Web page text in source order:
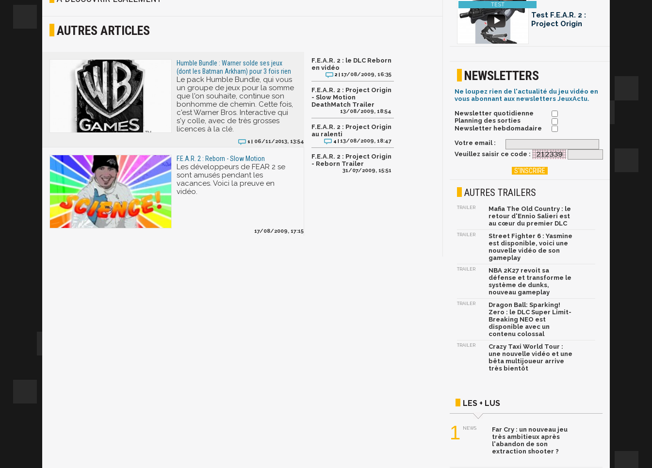
Joyeux
AUTRES ARTICLES
Humble Bundle : Warner solde ses jeux
(dont les Batman Arkham) pour 3 fois rien
Le pack Humble Bundle, qui vous
un groupe de jeux pour la somme
que l'on souhaite, continue son
bonhomme de chemin. Cette fois,
c'est Warner Bros. Interactive qui
s'y colle, avec de très grosses
licences à la clé.
1 | 06/11/2013, 13:54
F.E.A.R. 2 : Reborn - Slow Motion
Les développeurs de FEAR 2 se
sont amusés pendant les
vacances. Voici la preuve en
vidéo.
17/08/2009, 17:15
F.E.A.R. 2 : le DLC Reborn
en vidéo
2 |17/08/2009, 16:35
F.E.A.R. 2 : Project Origin
- Slow Motion
DeathMatch Trailer
13/08/2009, 18:54
F.E.A.R. 2 : Project Origin
au ralenti
4 |13/08/2009, 18:47
F.E.A.R. 2 : Project Origin
- Reborn Trailer
31/07/2009, 15:51
Test F.E.A.R. 2 :
Project Origin
NEWSLETTERS
Ne loupez rien de l'actualité du jeu vidéo en
vous abonnant aux newsletters JeuxActu.
Newsletter quotidienne
Planning des sorties
Newsletter hebdomadaire
Votre email :
Veuillez saisir ce code :
AUTRES TRAILERS
TRAILER
Mafia The Old Country : le
retour d'Ennio Salieri est
au cœur du premier DLC
TRAILER
Street Fighter 6 : Yasmine
est disponible, voici une
nouvelle vidéo de son
gameplay
TRAILER
NBA 2K27 revoit sa
défense et transforme le
système de dunks,
nouveau gameplay
TRAILER
Dragon Ball: Sparking!
Zero : le DLC Super Limit-
Breaking NEO est
disponible avec un
contenu colossal
TRAILER
Crazy Taxi World Tour :
une nouvelle vidéo et une
bêta multijoueur arrive
très bientôt
LES + LUS
1 NEWS
Far Cry : un nouveau jeu
très ambitieux après
l'abandon de son
extraction shooter ?